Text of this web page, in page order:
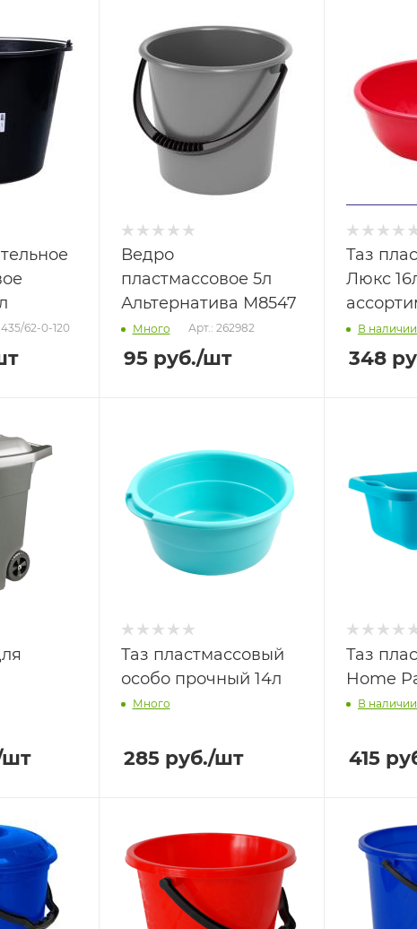
62-0-120
Ведро
пластмассовое 5л
Альтернатива М8547
Много Арт.: 262982
95руб./шт
Таз
Люкс
В наличии
348
Таз пластмассовый
особо прочный 14л
Много
285руб./шт
Таз
Home
В наличии
415